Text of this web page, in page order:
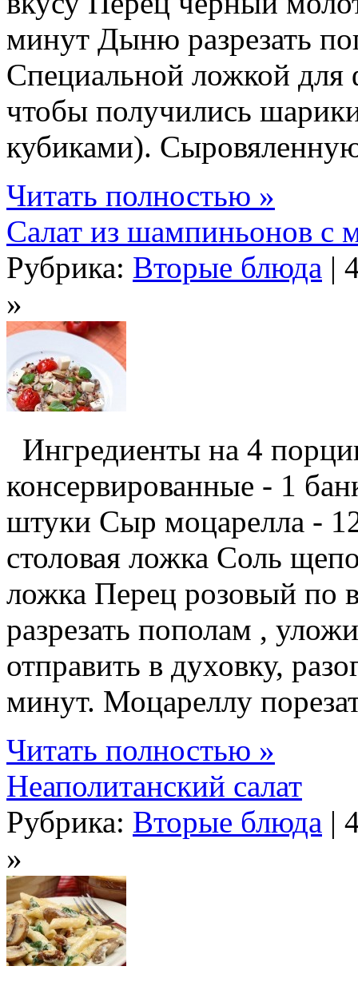
минут Дыню разрезать
Специальной ложкой для
чтобы получились
кубиками).
Читать полностью »
Салат из шампиньонов с
Рубрика: Вторые блюда |
»
Ингредиенты на 4
консервированные - 1
штуки Сыр моцарелла -
столовая ложка Соль
ложка Перец розовый по
разрезать пополам ,
отправить в духовку,
минут. Моцареллу
Читать полностью »
Неаполитанский салат
Рубрика: Вторые блюда |
»